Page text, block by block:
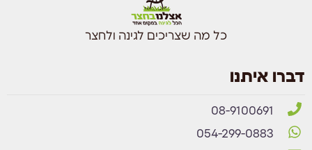
כל מה שצריכים לגינה ולחצר
דברו איתנו
08-9100691
054-299-0883